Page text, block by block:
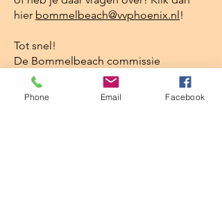
hier bommelbeach@vvphoenix.nl!
Tot snel!
De Bommelbeach commissie
Phone Email Facebook